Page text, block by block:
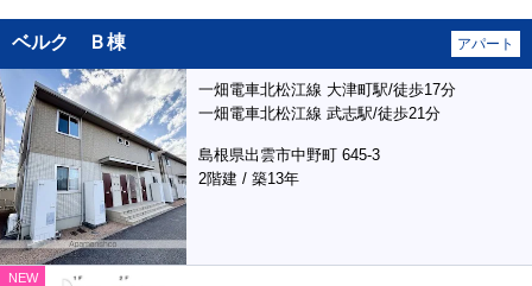
ベルク Ｂ棟 アパート
一畑電車北松江線 大津町駅/徒歩17分
一畑電車北松江線 武志駅/徒歩21分
島根県出雲市中野町 645-3
2階建 / 築13年
NEW